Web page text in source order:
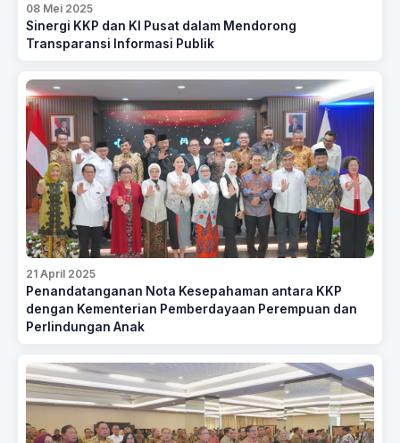
08 Mei 2025
Sinergi KKP dan KI Pusat dalam Mendorong
Transparansi Informasi Publik
21 April 2025
Penandatanganan Nota Kesepahaman antara KKP
dengan Kementerian Pemberdayaan Perempuan dan
Perlindungan Anak